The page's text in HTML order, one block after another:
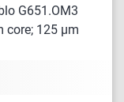
G651.OM3
core; 125 µm